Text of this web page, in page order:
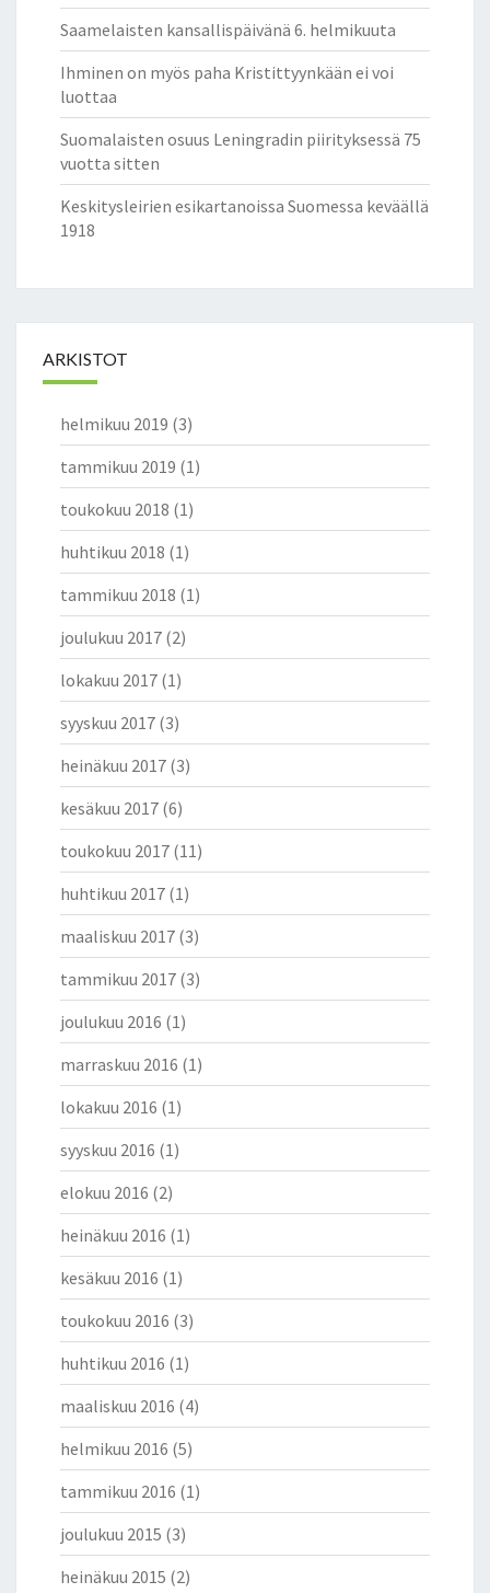
Saamelaisten kansallispäivänä 6. helmikuuta
Ihminen on myös paha Kristittyynkään ei voi
luottaa
Suomalaisten osuus Leningradin piirityksessä 75
vuotta sitten
Keskitysleirien esikartanoissa Suomessa keväällä
1918
ARKISTOT
helmikuu 2019 (3)
tammikuu 2019 (1)
toukokuu 2018 (1)
huhtikuu 2018 (1)
tammikuu 2018 (1)
joulukuu 2017 (2)
lokakuu 2017 (1)
syyskuu 2017 (3)
heinäkuu 2017 (3)
kesäkuu 2017 (6)
toukokuu 2017 (11)
huhtikuu 2017 (1)
maaliskuu 2017 (3)
tammikuu 2017 (3)
joulukuu 2016 (1)
marraskuu 2016 (1)
lokakuu 2016 (1)
syyskuu 2016 (1)
elokuu 2016 (2)
heinäkuu 2016 (1)
kesäkuu 2016 (1)
toukokuu 2016 (3)
huhtikuu 2016 (1)
maaliskuu 2016 (4)
helmikuu 2016 (5)
tammikuu 2016 (1)
joulukuu 2015 (3)
heinäkuu 2015 (2)